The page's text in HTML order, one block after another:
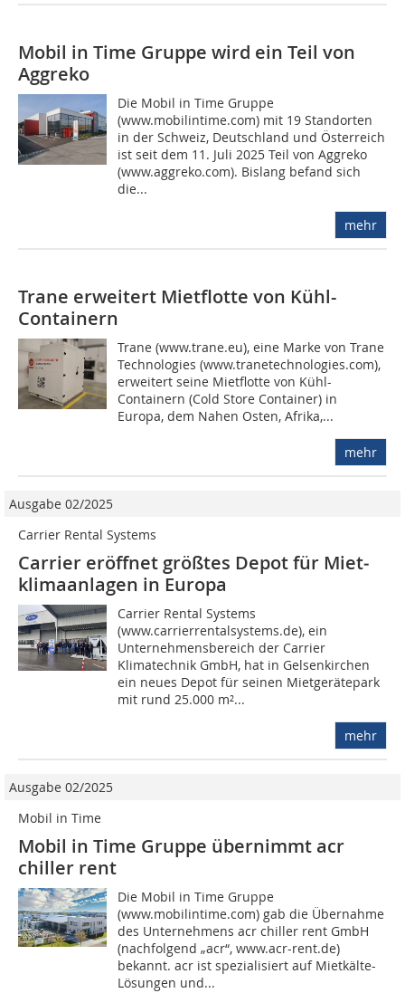
Mobil in Time Gruppe wird ein Teil von
Aggreko
Die Mobil in Time Gruppe
(www.mobilintime.com) mit 19 Standorten
in der Schweiz, Deutschland und Österreich
ist seit dem 11. Juli 2025 Teil von Aggreko
(www.aggreko.com). Bislang befand sich
die...
mehr
Trane erweitert Mietflotte von Kühl-
Containern
Trane (www.trane.eu), eine Marke von Trane
Technologies (www.tranetechnologies.com),
erweitert seine Mietflotte von Kühl-
Containern (Cold Store Container) in
Europa, dem Nahen Osten, Afrika,...
mehr
Ausgabe 02/2025
Carrier Rental Systems
Carrier eröffnet größtes Depot für Miet­
klima­anlagen in Europa
Carrier Rental Systems
(www.carrierrentalsystems.de), ein
Unternehmensbereich der Carrier
Klimatechnik GmbH, hat in Gelsenkirchen
ein neues Depot für seinen Mietgerätepark
mit rund 25.000 m²...
mehr
Ausgabe 02/2025
Mobil in Time
Mobil in Time Gruppe übernimmt acr
chiller rent
Die Mobil in Time Gruppe
(www.mobilintime.com) gab die Übernahme
des Unternehmens acr chiller rent GmbH
(nachfolgend „acr“, www.acr-rent.de)
bekannt. acr ist spezialisiert auf Mietkälte-
Lösungen und...